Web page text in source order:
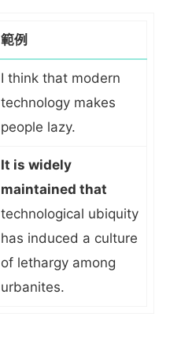
範例
I think that modern
technology makes
people lazy.
It is widely
maintained that
technological ubiquity
has induced a culture
of lethargy among
urbanites.